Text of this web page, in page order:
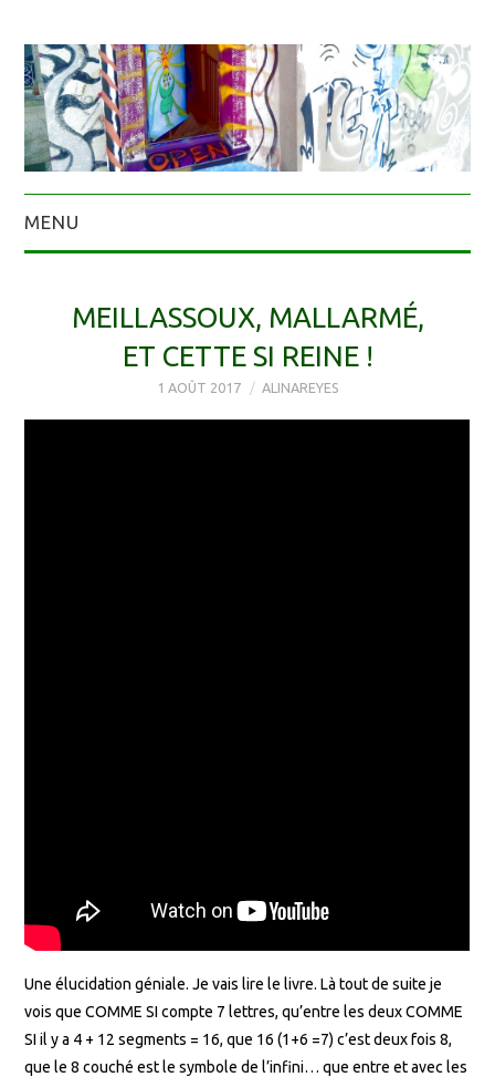
MENU
MEILLASSOUX, MALLARMÉ,
ET CETTE SI REINE !
1 AOÛT 2017 ALINAREYES
Une élucidation géniale. Je vais lire le livre. Là tout de suite je
vois que COMME SI compte 7 lettres, qu’entre les deux COMME
SI il y a 4 + 12 segments = 16, que 16 (1+6 =7) c’est deux fois 8,
que le 8 couché est le symbole de l’infini… que entre et avec les